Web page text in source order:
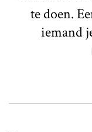
te doen.
iemand